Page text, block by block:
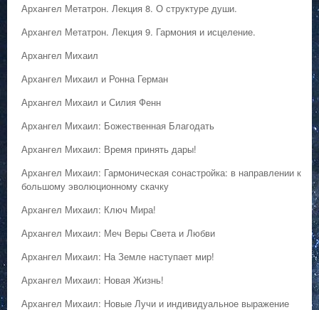
Архангел Метатрон. Лекция 8. О структуре души.
Архангел Метатрон. Лекция 9. Гармония и исцеление.
Архангел Михаил
Архангел Михаил и Ронна Герман
Архангел Михаил и Силия Фенн
Архангел Михаил: Божественная Благодать
Архангел Михаил: Время принять дары!
Архангел Михаил: Гармоническая сонастройка: в направлении к
большому эволюционному скачку
Архангел Михаил: Ключ Мира!
Архангел Михаил: Меч Веры Света и Любви
Архангел Михаил: На Земле наступает мир!
Архангел Михаил: Новая Жизнь!
Архангел Михаил: Новые Лучи и индивидуальное выражение